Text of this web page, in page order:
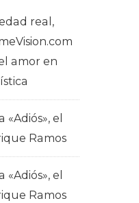
real,
amor en
«Adiós», el
Ramos
«Adiós», el
Ramos